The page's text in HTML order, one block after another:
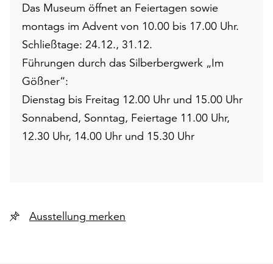
Das Museum öffnet an Feiertagen sowie
montags im Advent von 10.00 bis 17.00 Uhr.
Schließtage: 24.12., 31.12.
Führungen durch das Silberbergwerk „Im
Gößner“:
Dienstag bis Freitag 12.00 Uhr und 15.00 Uhr
Sonnabend, Sonntag, Feiertage 11.00 Uhr,
12.30 Uhr, 14.00 Uhr und 15.30 Uhr
Ausstellung merken